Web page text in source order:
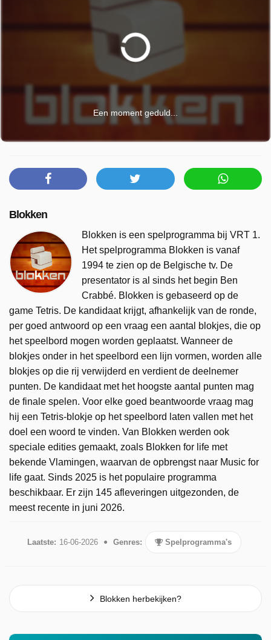
Een moment geduld...
Blokken
Blokken is een spelprogramma bij VRT 1.
Het spelprogramma Blokken is vanaf
1994 te zien op de Belgische tv. De
presentator is al sinds het begin Ben
Crabbé. Blokken is gebaseerd op de
game Tetris. De kandidaat krijgt, afhankelijk van de ronde,
per goed antwoord op een vraag een aantal blokjes, die op
het speelbord mogen worden geplaatst. Wanneer de
blokjes onder in het speelbord een lijn vormen, worden alle
blokjes op die rij verwijderd en verdient de deelnemer
punten. De kandidaat met het hoogste aantal punten mag
de finale spelen. Voor elke goed beantwoorde vraag mag
hij een Tetris-blokje op het speelbord laten vallen met het
doel een woord te vinden. Van Blokken werden ook
speciale edities gemaakt, zoals Blokken for life met
bekende Vlamingen, waarvan de opbrengst naar Music for
life gaat. Sinds 2025 is het populaire programma
beschikbaar. Er zijn 145 afleveringen uitgezonden, de
meest recente in juni 2026.
Laatste: 16-06-2026 Genres: Spelprogramma's
Blokken herbekijken?